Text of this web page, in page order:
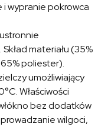
wypranie pokrowca
materiału (35%
poliester).
umożliwiający
Właściwości
bez dodatków
wilgoci,